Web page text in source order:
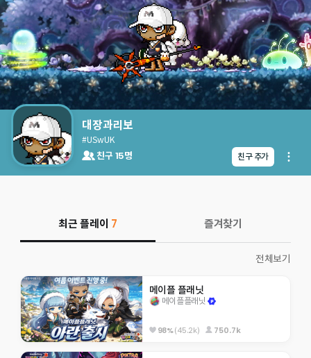
대장과리보
#USwUK
친구 15명 친구 추가
최근 플레이 7 즐겨찾기
전체보기
메이플 플래닛
메이플플래닛
98%(45.2k) 750.7k